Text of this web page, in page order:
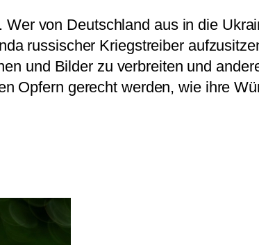
von Deutschland aus in die
russischer Kriegstreiber
und Bilder zu verbreiten und
Opfern gerecht werden, wie ihre